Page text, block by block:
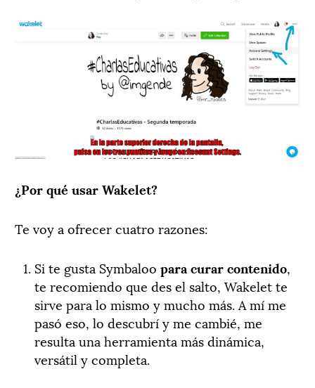
¿Por qué usar Wakelet?
Te voy a ofrecer cuatro razones:
Si te gusta Symbaloopara curar contenido,
te recomiendo que des el salto, Wakelet te
sirve para lo mismo y mucho más. A mí me
pasó eso, lo descubrí y me cambié, me
resulta una herramienta más dinámica,
versátil y completa.